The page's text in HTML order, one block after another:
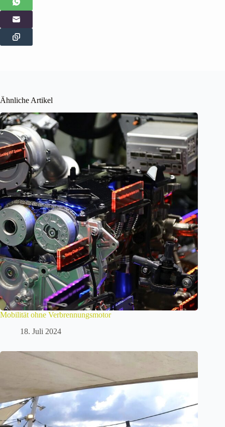
Ähnliche Artikel
Mobilität ohne Verbrennungsmotor
18. Juli 2024